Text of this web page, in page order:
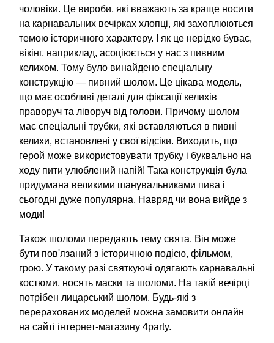
чоловіки. Це вироби, які вважають за краще носити
на карнавальних вечірках хлопці, які захоплюються
темою історичного характеру. І як це нерідко буває,
вікінг, наприклад, асоціюється у нас з пивним
келихом. Тому було винайдено спеціальну
конструкцію — пивний шолом. Це цікава модель,
що має особливі деталі для фіксації келихів
праворуч та ліворуч від голови. Причому шолом
має спеціальні трубки, які вставляються в пивні
келихи, встановлені у свої відсіки. Виходить, що
герой може використовувати трубку і буквально на
ходу пити улюблений напій! Така конструкція була
придумана великими шанувальниками пива і
сьогодні дуже популярна. Навряд чи вона вийде з
моди!
Також шоломи передають тему свята. Він може
бути пов'язаний з історичною подією, фільмом,
грою. У такому разі святкуючі одягають карнавальні
костюми, носять маски та шоломи. На такій вечірці
потрібен лицарський шолом. Будь-які з
перерахованих моделей можна замовити онлайн
на сайті інтернет-магазину 4party.